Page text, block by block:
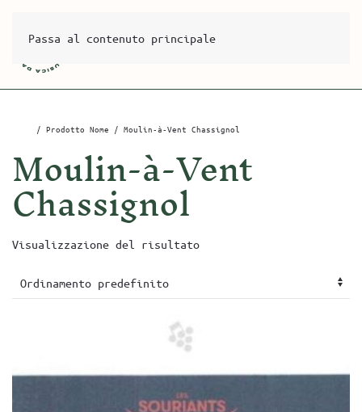
Passa al contenuto principale
/ Prodotto Nome / Moulin-à-Vent Chassignol
Moulin-à-Vent
Chassignol
Visualizzazione del risultato